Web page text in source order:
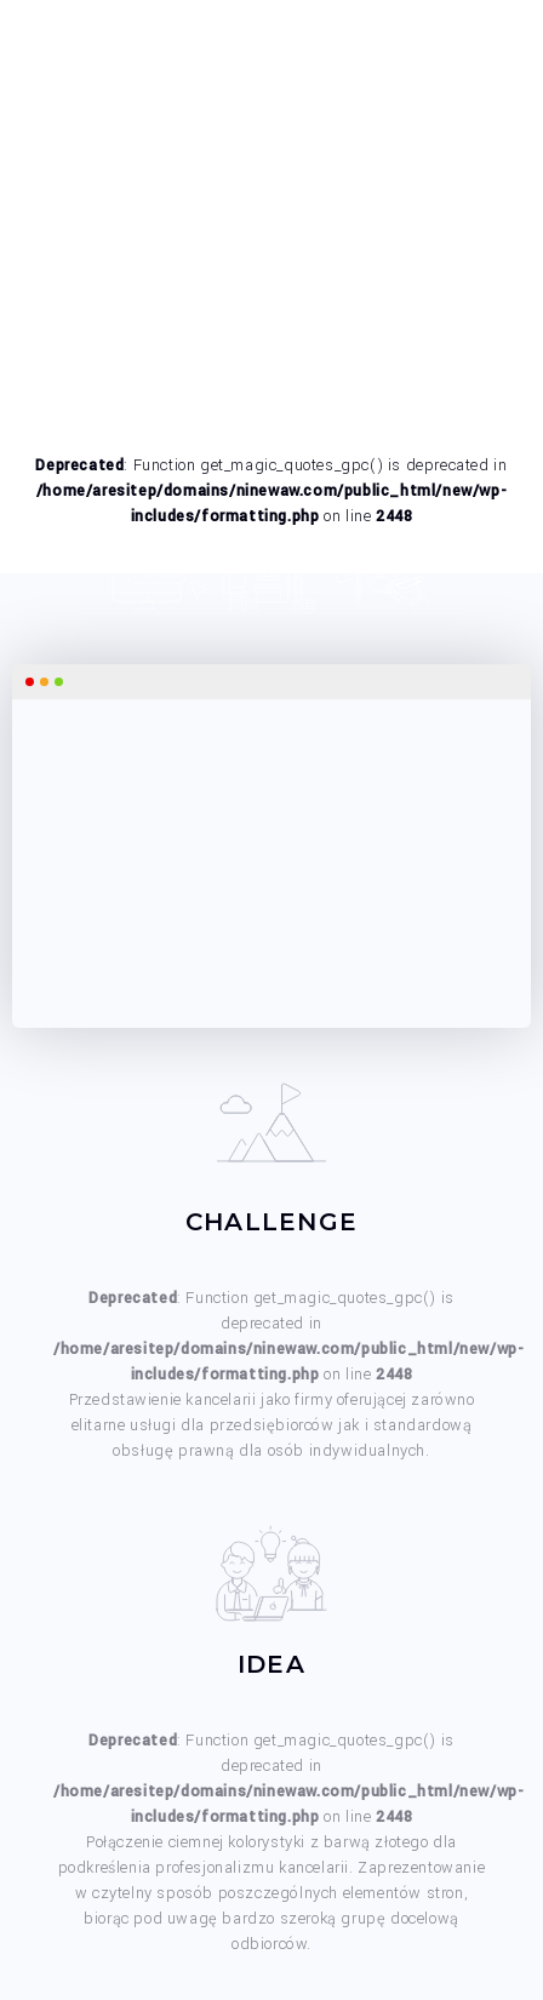
Deprecated: Function get_magic_quotes_gpc() is deprecated in
/home/aresitep/domains/ninewaw.com/public_html/new/wp-
includes/formatting.php on line 2448
CHALLENGE
Deprecated: Function get_magic_quotes_gpc() is
deprecated in
/home/aresitep/domains/ninewaw.com/public_html/new/wp-
includes/formatting.php on line 2448
Przedstawienie kancelarii jako firmy oferującej zarówno
elitarne usługi dla przedsiębiorców jak i standardową
obsługę prawną dla osób indywidualnych.
IDEA
Deprecated: Function get_magic_quotes_gpc() is
deprecated in
/home/aresitep/domains/ninewaw.com/public_html/new/wp-
includes/formatting.php on line 2448
Połączenie ciemnej kolorystyki z barwą złotego dla
podkreślenia profesjonalizmu kancelarii. Zaprezentowanie
w czytelny sposób poszczególnych elementów stron,
biorąc pod uwagę bardzo szeroką grupę docelową
odbiorców.